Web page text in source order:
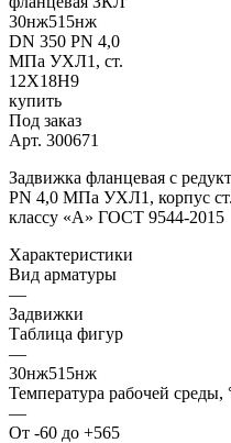
Под заказ
Арт. 300671
Задвижка фланцевая с
PN 4,0 МПа УХЛ1, корпус
классу «A» ГОСТ 9544-2015
Характеристики
Вид арматуры
—
Задвижки
Таблица фигур
—
30нж515нж
Температура рабочей среды,
—
От -60 до +565